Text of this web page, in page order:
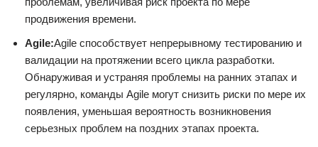
продвижения времени.
Agile:Agile способствует непрерывному тестированию и
валидации на протяжении всего цикла разработки.
Обнаруживая и устраняя проблемы на ранних этапах и
регулярно, команды Agile могут снизить риски по мере их
появления, уменьшая вероятность возникновения
серьезных проблем на поздних этапах проекта.